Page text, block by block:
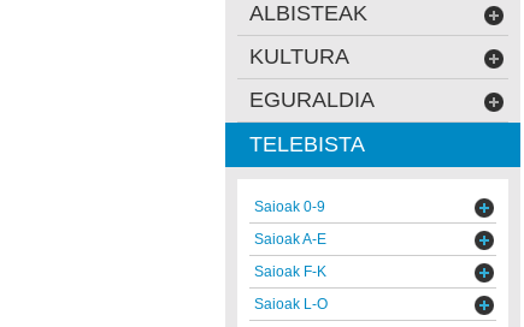
ALBISTEAK
KULTURA
EGURALDIA
TELEBISTA
Saioak 0-9
Saioak A-E
Saioak F-K
Saioak L-O